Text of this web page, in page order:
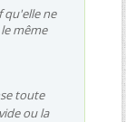
qu'elle ne
même
toute
ou la